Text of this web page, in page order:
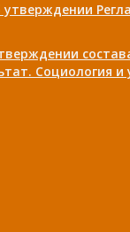
Социология и